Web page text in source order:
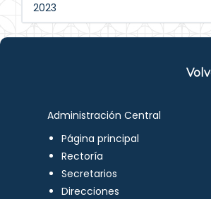
2023
Administración Central
Página principal
Rectoría
Secretarios
Direcciones